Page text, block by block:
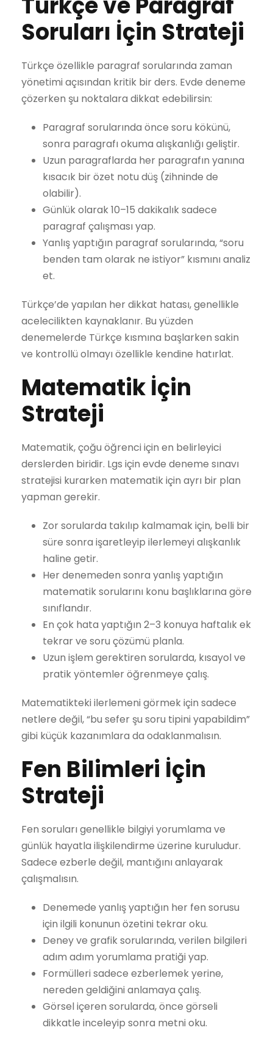
Soruları İçin Strateji
Türkçe özellikle paragraf sorularında zaman
yönetimi açısından kritik bir ders. Evde deneme
çözerken şu noktalara dikkat edebilirsin:
Paragraf sorularında önce soru kökünü,
sonra paragrafı okuma alışkanlığı geliştir.
Uzun paragraflarda her paragrafın yanına
kısacık bir özet notu düş (zihninde de
olabilir).
Günlük olarak 10–15 dakikalık sadece
paragraf çalışması yap.
Yanlış yaptığın paragraf sorularında, “soru
benden tam olarak ne istiyor” kısmını analiz
et.
Türkçe’de yapılan her dikkat hatası, genellikle
acelecilikten kaynaklanır. Bu yüzden
denemelerde Türkçe kısmına başlarken sakin
ve kontrollü olmayı özellikle kendine hatırlat.
Matematik İçin
Strateji
Matematik, çoğu öğrenci için en belirleyici
derslerden biridir. Lgs için evde deneme sınavı
stratejisi kurarken matematik için ayrı bir plan
yapman gerekir.
Zor sorularda takılıp kalmamak için, belli bir
süre sonra işaretleyip ilerlemeyi alışkanlık
haline getir.
Her denemeden sonra yanlış yaptığın
matematik sorularını konu başlıklarına göre
sınıflandır.
En çok hata yaptığın 2–3 konuya haftalık ek
tekrar ve soru çözümü planla.
Uzun işlem gerektiren sorularda, kısayol ve
pratik yöntemler öğrenmeye çalış.
Matematikteki ilerlemeni görmek için sadece
netlere değil, “bu sefer şu soru tipini yapabildim”
gibi küçük kazanımlara da odaklanmalısın.
Fen Bilimleri İçin
Strateji
Fen soruları genellikle bilgiyi yorumlama ve
günlük hayatla ilişkilendirme üzerine kuruludur.
Sadece ezberle değil, mantığını anlayarak
çalışmalısın.
Denemede yanlış yaptığın her fen sorusu
için ilgili konunun özetini tekrar oku.
Deney ve grafik sorularında, verilen bilgileri
adım adım yorumlama pratiği yap.
Formülleri sadece ezberlemek yerine,
nereden geldiğini anlamaya çalış.
Görsel içeren sorularda, önce görseli
dikkatle inceleyip sonra metni oku.